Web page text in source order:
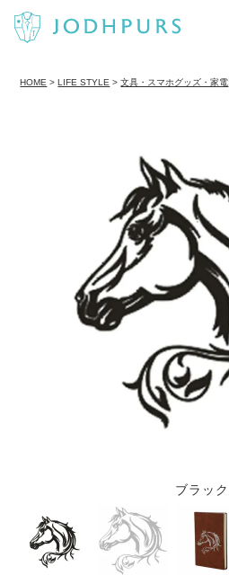
HOME LIFE STYLE 文具・スマホグッズ・家電
ブラック